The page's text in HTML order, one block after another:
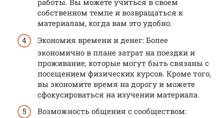
работы. Вы можете учиться в своем
собственном темпе и возвращаться к
материалам, когда вам это удобно.
Экономия времени и денег: Более
экономично в плане затрат на поездки и
проживание, которые могут быть связаны с
посещением физических курсов. Кроме того,
вы экономите время на дорогу и можете
сфокусироваться на изучении материала.
Возможность общения с сообществом: